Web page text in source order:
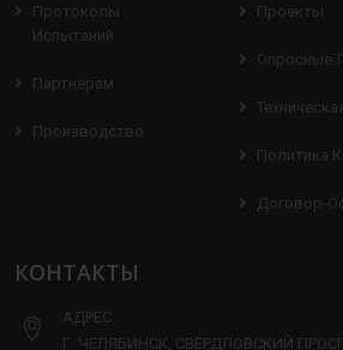
Протоколы
Испытаний
Партнерам
Производство
Проекты
Опросные
Политика
Договор-
КОНТАКТЫ
АДРЕС:
Г. ЧЕЛЯБИНСК, СВЕРДЛОВСКИЙ